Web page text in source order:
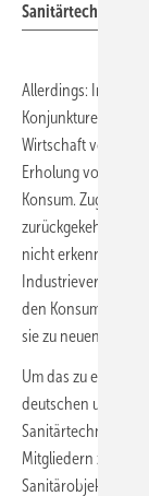
Sanitärtechnik und
Allerdings: In
Wirtschaft
Erholung vor allem
Konsum. Zugleich
zurückgekehrt.
nicht erkennbar“,
Industrieverbunds
den Konsumenten
sie zu neuen
Um das zu
deutschen und
Sanitärtechnik und
Mitgliedern zählen
Sanitärobjekten